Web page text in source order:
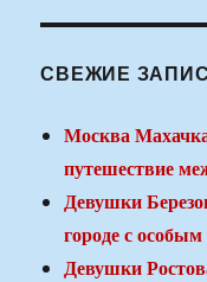
СВЕЖИЕ
Москва
путешествие
Девушки
городе с
Девушки